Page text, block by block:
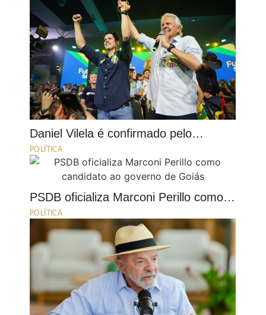
Daniel Vilela é confirmado pelo…
POLÍTICA
PSDB oficializa Marconi Perillo como…
POLÍTICA